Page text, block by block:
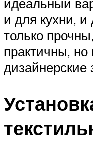
идеальный
и для кухни,
только
практичны,
дизайнерские